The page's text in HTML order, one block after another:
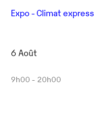
Expo - Climat express
6 Août
9h00 - 20h00